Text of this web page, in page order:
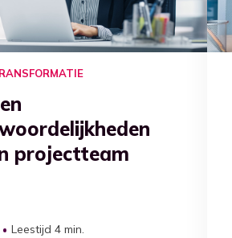
projectteam
Leestijd 4 min.